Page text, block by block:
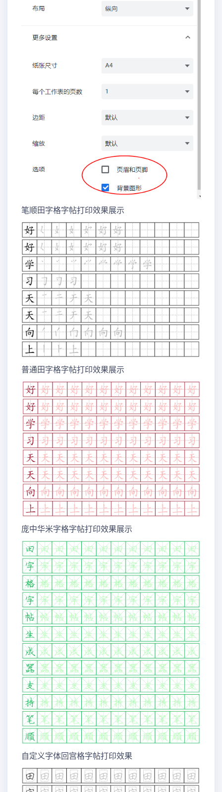
笔顺田字格字帖打印效果展示
普通田字格字帖打印效果展示
庞中华米字格字帖打印效果展示
自定义字体回宫格字帖打印效果